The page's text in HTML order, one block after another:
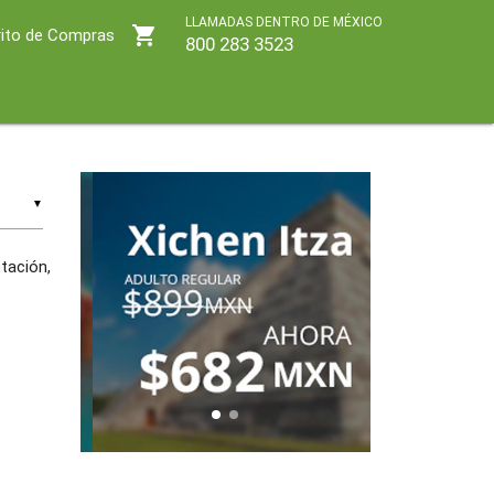
shopping_cart
de Compras
LLAMADAS DENTRO DE MÉXICO
800 283 3523
▼